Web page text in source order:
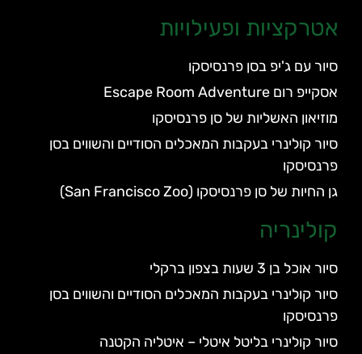
אטרקציות ופעילויות
סיור עם ג'יפ בסן פרנסיסקו
אסקייפ רום Escape Room Adventure
מוזיאון האשליות של סן פרנסיסקו
סיור קולינרי בעקבות המאכלים הסודיים והשווים בסן
פרנסיסקו
גן החיות של סן פרנסיסקו (San Francisco Zoo)
קולינריה
סיור אוכל בן 3 שעות בצפון ברקלי
סיור קולינרי בעקבות המאכלים הסודיים והשווים בסן
פרנסיסקו
סיור קולינרי בליטל איטלי – איטליה הקטנה